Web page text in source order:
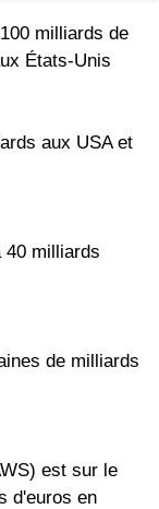
milliards de
États-Unis
aux USA et
40 milliards
de milliards
est sur le
d'euros en